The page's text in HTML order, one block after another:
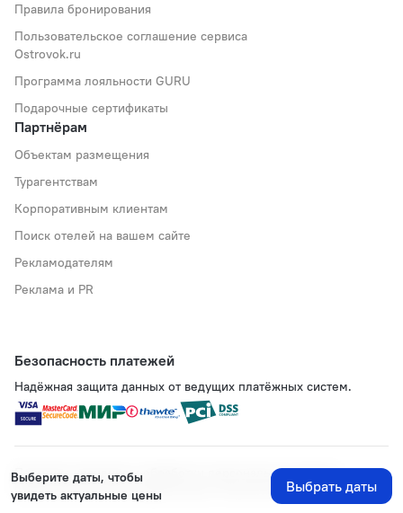
Выберите даты, чтобы
увидеть актуальные цены
Выбрать даты
Правила бронирования
Пользовательское соглашение сервиса
Ostrovok.ru
Программа лояльности GURU
Подарочные сертификаты
Партнёрам
Объектам размещения
Турагентствам
Корпоративным клиентам
Поиск отелей на вашем сайте
Рекламодателям
Реклама и PR
Безопасность платежей
Надёжная защита данных от ведущих платёжных систем.
Политика хранения и обработки персональных данных
Применяются рекомендательные технологии